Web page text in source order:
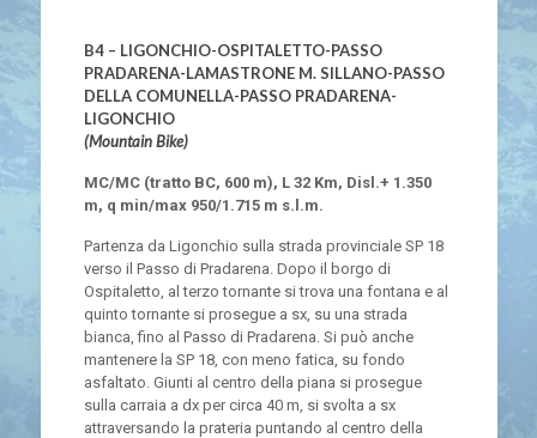
B4 – LIGONCHIO-OSPITALETTO-PASSO
PRADARENA-LAMASTRONE M. SILLANO-PASSO
DELLA COMUNELLA-PASSO PRADARENA-
LIGONCHIO
(Mountain Bike)
MC/MC (tratto BC, 600 m), L 32 Km, Disl.+ 1.350
m, q min/max 950/1.715 m s.l.m.
Partenza da Ligonchio sulla strada provinciale SP 18
verso il Passo di Pradarena. Dopo il borgo di
Ospitaletto, al terzo tornante si trova una fontana e al
quinto tornante si prosegue a sx, su una strada
bianca, fino al Passo di Pradarena. Si può anche
mantenere la SP 18, con meno fatica, su fondo
asfaltato. Giunti al centro della piana si prosegue
sulla carraia a dx per circa 40 m, si svolta a sx
attraversando la prateria puntando al centro della